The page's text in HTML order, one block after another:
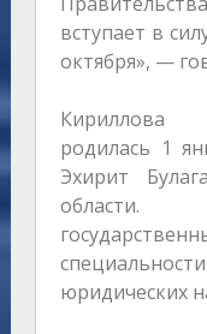
вступает в
октября», —
Кириллова
родилась 1
Эхирит
области.
юридических